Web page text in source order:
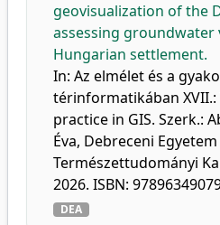
geovisualization of the
assessing groundwater
Hungarian settlement.
In: Az elmélet és a
térinformatikában XVII.:
practice in GIS. Szerk.:
Éva, Debreceni Egyetem
Természettudományi
2026. ISBN:
DEA